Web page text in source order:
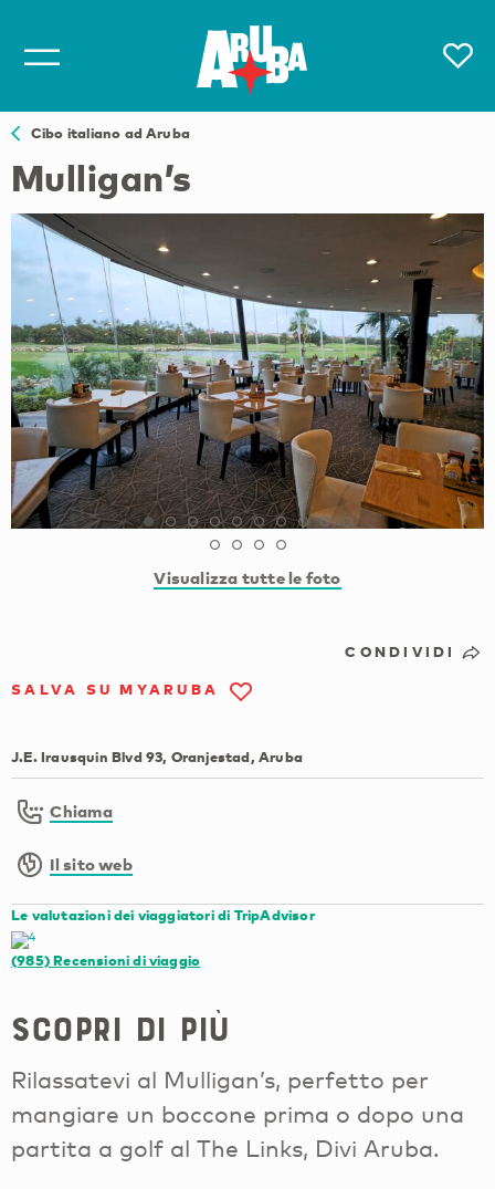
Cibo italiano ad Aruba
Mulligan’s
Visualizza tutte le foto
CONDIVIDI
SALVA SU MYARUBA
J.E. Irausquin Blvd 93, Oranjestad, Aruba
Chiama
Il sito web
Le valutazioni dei viaggiatori di TripAdvisor
(985)Recensioni di viaggio
Scopri di più
Rilassatevi al Mulligan’s, perfetto per
mangiare un boccone prima o dopo una
partita a golf al The Links, Divi Aruba.